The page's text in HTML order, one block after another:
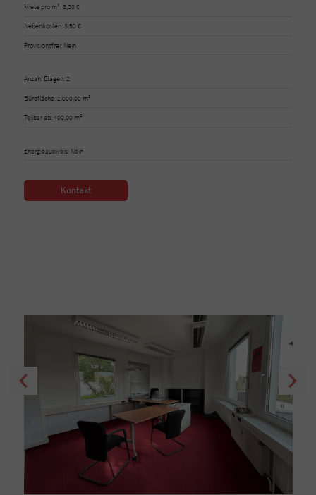
Miete pro m²: 8,00 €
Nebenkosten: 3,50 €
Provisionsfrei: Nein
Anzahl Etagen: 2
Bürofläche: 2.000,00 m²
Teilbar ab: 400,00 m²
Energieausweis: Nein
Kontakt